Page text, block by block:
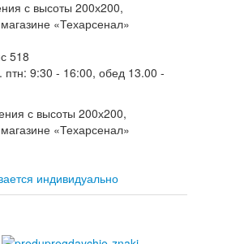
518
9:30 - 16:00, обед 13.00 -
индивидуально